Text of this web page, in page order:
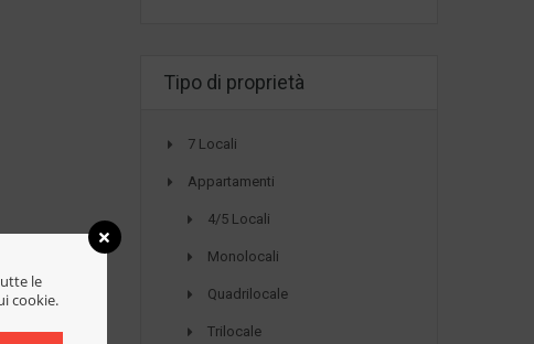
Tipo di proprietà
7 Locali
Appartamenti
4/5 Locali
Monolocali
Quadrilocale
Trilocale
le
cookie.